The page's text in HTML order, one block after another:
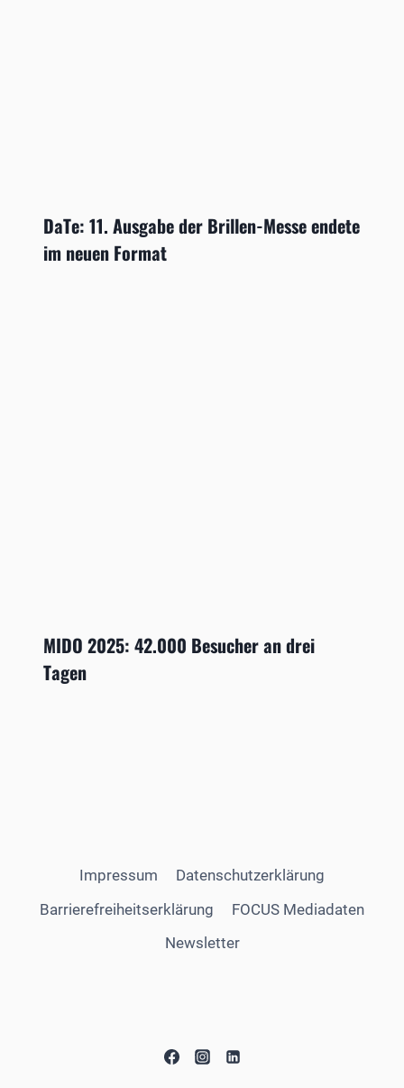
DaTe: 11. Ausgabe der Brillen-Messe endete
im neuen Format
MIDO 2025: 42.000 Besucher an drei
Tagen
Impressum
Datenschutzerklärung
Barrierefreiheitserklärung
FOCUS Mediadaten
Newsletter